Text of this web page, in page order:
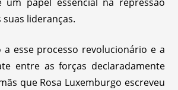
suas lideranças.
a esse processo revolucionário e a
entre as forças declaradamente
que Rosa Luxemburgo escreveu